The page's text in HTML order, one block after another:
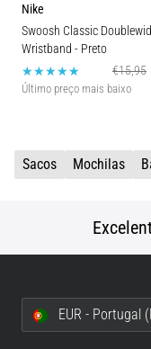
calcanhar
durante
ou
após
das
causas
Nike
Swoosh Classic
Wristband - Preto
€15,95
Último preço mais baixo
Sacos Mochilas
EUR - Portugal